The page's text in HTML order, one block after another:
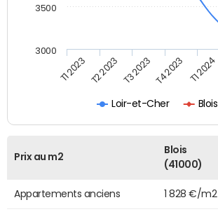
Loir-et-Cher Blois
T1 2023 T2 2023 T3 2023 T4 2023 T1 2024
3000
3500
Prix au m2
Blois
(41000)
Appartements anciens 1 828 €/m2